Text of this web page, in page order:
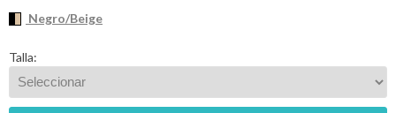
Negro/Beige
Talla: